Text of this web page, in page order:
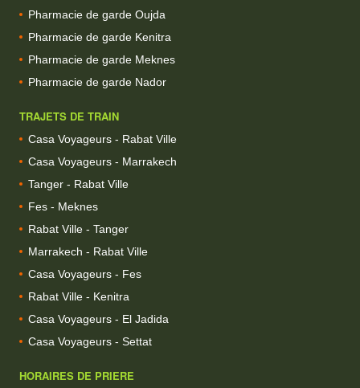
Pharmacie de garde Oujda
Pharmacie de garde Kenitra
Pharmacie de garde Meknes
Pharmacie de garde Nador
TRAJETS DE TRAIN
Casa Voyageurs - Rabat Ville
Casa Voyageurs - Marrakech
Tanger - Rabat Ville
Fes - Meknes
Rabat Ville - Tanger
Marrakech - Rabat Ville
Casa Voyageurs - Fes
Rabat Ville - Kenitra
Casa Voyageurs - El Jadida
Casa Voyageurs - Settat
HORAIRES DE PRIERE